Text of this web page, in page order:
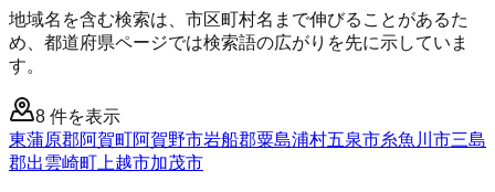
地域名を含む検索は、市区町村名まで伸びることがあるた
め、都道府県ページでは検索語の広がりを先に示していま
す。
8 件を表示
東蒲原郡阿賀町阿賀野市岩船郡粟島浦村五泉市糸魚川市三島
郡出雲崎町 上越市加茂市